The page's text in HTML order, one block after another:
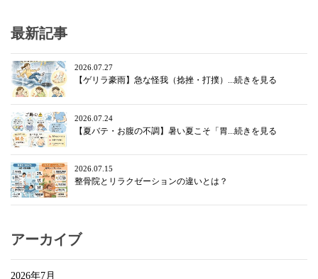
最新記事
2026.07.27
【ゲリラ豪雨】急な怪我（捻挫・打撲）...続きを見る
2026.07.24
【夏バテ・お腹の不調】暑い夏こそ「胃...続きを見る
2026.07.15
整骨院とリラクゼーションの違いとは？
アーカイブ
2026年7月